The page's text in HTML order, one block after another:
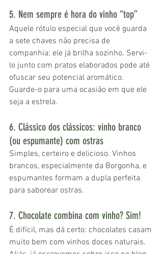
5. Nem sempre é hora do vinho “top”
Aquele rótulo especial que você guarda
a sete chaves não precisa de
companhia: ele já brilha sozinho. Servi-
lo junto com pratos elaborados pode até
ofuscar seu potencial aromático.
Guarde-o para uma ocasião em que ele
seja a estrela.
6. Clássico dos clássicos: vinho branco
(ou espumante) com ostras
Simples, certeiro e delicioso. Vinhos
brancos, especialmente da Borgonha, e
espumantes formam a dupla perfeita
para saborear ostras.
7. Chocolate combina com vinho? Sim!
É difícil, mas dá certo: chocolates casam
muito bem com vinhos doces naturais.